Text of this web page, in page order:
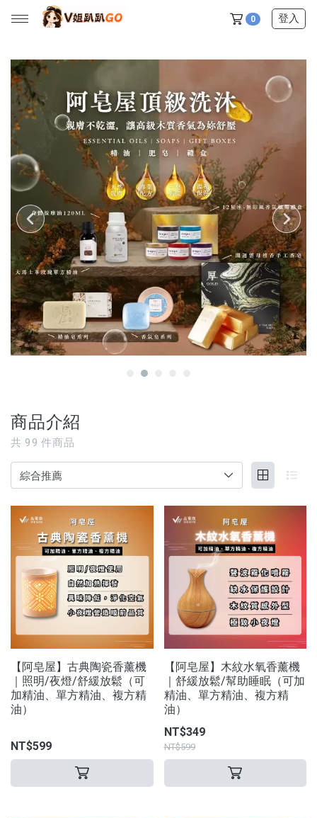
0 登入
所有產品
【V姐團購專屬優惠】
【春季下殺特賣】
【新品上市】
【美髮護理】
【服飾內著】
【居家生活】
【營養保健】
【3C家電/周邊】
品牌
服務/政策
商品介紹
共 99 件商品
【阿皂屋】古典陶瓷香薰機
｜照明/夜燈/舒緩放鬆（可
加精油、單方精油、複方精
油）
NT$599
【阿皂屋】木紋水氧香薰機
｜舒緩放鬆/幫助睡眠（可加
精油、單方精油、複方精
油）
NT$349
NT$599